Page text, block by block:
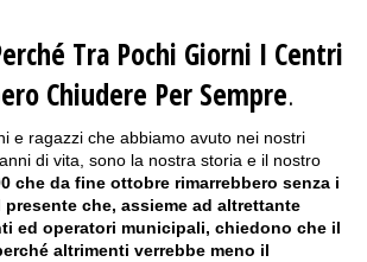
Tra Pochi Giorni I Centri
Chiudere Per Sempre.
e ragazzi che abbiamo avuto nei nostri
di vita, sono la nostra storia e il nostro
che da fine ottobre rimarrebbero senza i
che, assieme ad altrettante
ed operatori municipali, chiedono che il
altrimenti verrebbe meno il